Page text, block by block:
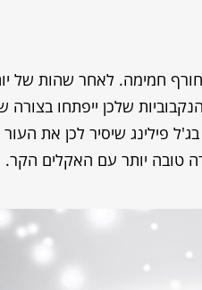
שלכן ייפתחו
בג'ל פילינג שיסיר לכן את
טובה יותר עם האקלים הקר.